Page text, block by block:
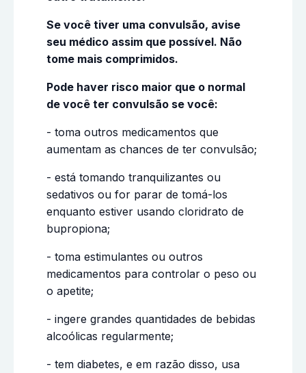
Se você tiver uma convulsão, avise
seu médico assim que possível. Não
tome mais comprimidos.
Pode haver risco maior que o normal
de você ter convulsão se você:
- toma outros medicamentos que
aumentam as chances de ter convulsão;
- está tomando tranquilizantes ou
sedativos ou for parar de tomá-los
enquanto estiver usando cloridrato de
bupropiona;
- toma estimulantes ou outros
medicamentos para controlar o peso ou
o apetite;
- ingere grandes quantidades de bebidas
alcoólicas regularmente;
- tem diabetes, e em razão disso, usa